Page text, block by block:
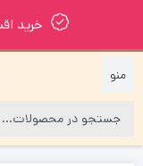
خرید